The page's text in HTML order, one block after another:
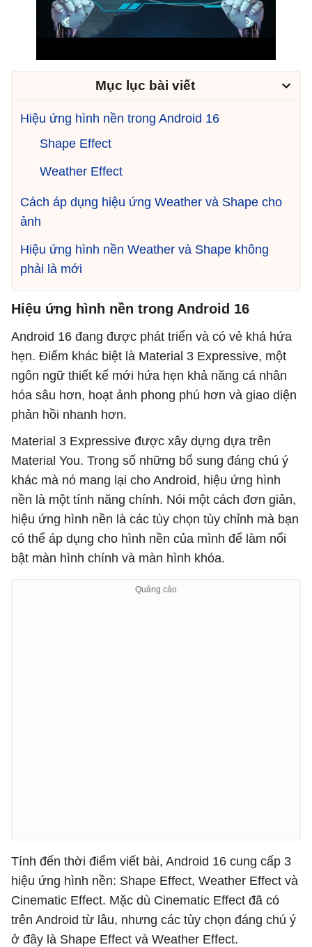
Mục lục bài viết
Hiệu ứng hình nền trong Android 16
Shape Effect
Weather Effect
Cách áp dụng hiệu ứng Weather và Shape cho
ảnh
Hiệu ứng hình nền Weather và Shape không
phải là mới
Hiệu ứng hình nền trong Android 16
Android 16 đang được phát triển và có vẻ khá hứa
hẹn. Điểm khác biệt là Material 3 Expressive, một
ngôn ngữ thiết kế mới hứa hẹn khả năng cá nhân
hóa sâu hơn, hoạt ảnh phong phú hơn và giao diện
phản hồi nhanh hơn.
Material 3 Expressive được xây dựng dựa trên
Material You. Trong số những bổ sung đáng chú ý
khác mà nó mang lại cho Android, hiệu ứng hình
nền là một tính năng chính. Nói một cách đơn giản,
hiệu ứng hình nền là các tùy chọn tùy chỉnh mà bạn
có thể áp dụng cho hình nền của mình để làm nổi
bật màn hình chính và màn hình khóa.
Tính đến thời điểm viết bài, Android 16 cung cấp 3
hiệu ứng hình nền: Shape Effect, Weather Effect và
Cinematic Effect. Mặc dù Cinematic Effect đã có
trên Android từ lâu, nhưng các tùy chọn đáng chú ý
ở đây là Shape Effect và Weather Effect.